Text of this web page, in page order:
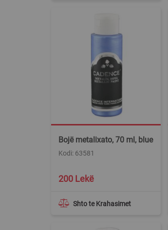
Bojë metalixato, 70 ml, blue
Kodi: 63581
Shto te Krahasimet
200 Lekë